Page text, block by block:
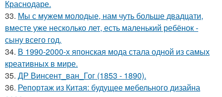
Краснодаре.
33. Мы с мужем молодые, нам чуть больше двадцати,
вместе уже несколько лет, есть маленький ребёнок -
сыну всего год.
34. В 1990-2000-х японская мода стала одной из самых
креативных в мире.
35. ДР Винсент_ван_Гог (1853 - 1890).
36. Репортаж из Китая: будущее мебельного дизайна